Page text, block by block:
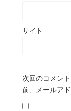
サイト
次回のコメン
前、メールア